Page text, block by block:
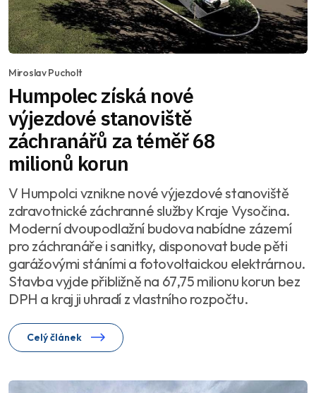
Miroslav Pucholt
Humpolec získá nové
výjezdové stanoviště
záchranářů za téměř 68
milionů korun
V Humpolci vznikne nové výjezdové stanoviště
zdravotnické záchranné služby Kraje Vysočina.
Moderní dvoupodlažní budova nabídne zázemí
pro záchranáře i sanitky, disponovat bude pěti
garážovými stáními a fotovoltaickou elektrárnou.
Stavba vyjde přibližně na 67,75 milionu korun bez
DPH a kraj ji uhradí z vlastního rozpočtu.
Celý článek